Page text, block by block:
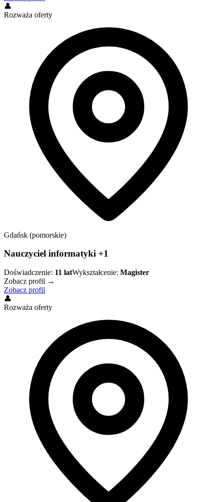
👤
Rozważa oferty
Gdańsk (pomorskie)
Nauczyciel informatyki +1
Doświadczenie: 11 latWykształcenie: Magister
Zobacz profil →
Zobacz profil
👤
Rozważa oferty